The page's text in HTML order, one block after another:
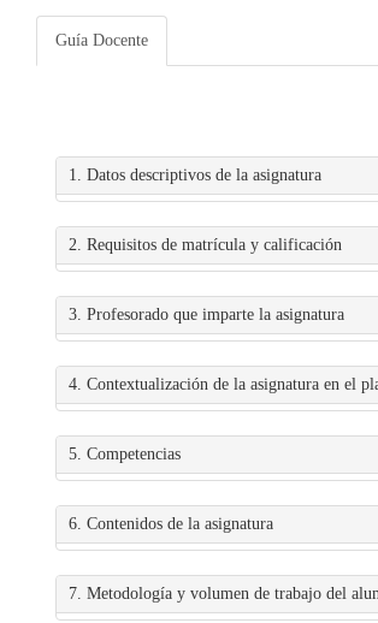
Guía Docente
1. Datos descriptivos de la asignatura
2. Requisitos de matrícula y calificación
3. Profesorado que imparte la asignatura
4. Contextualización de la asignatura en el
5. Competencias
6. Contenidos de la asignatura
7. Metodología y volumen de trabajo del